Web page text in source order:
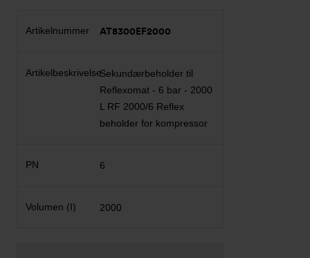
AT8300EF2000
Sekundærbeholder til
Reflexomat - 6 bar - 2000
L RF 2000/6 Reflex
beholder for kompressor
6
2000